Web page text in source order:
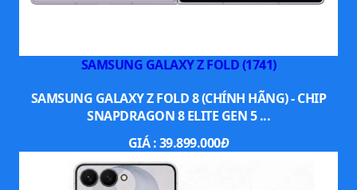
SAMSUNG GALAXY Z FOLD (1741)
SAMSUNG GALAXY Z FOLD 8 (CHÍNH HÃNG) - CHIP
SNAPDRAGON 8 ELITE GEN 5 ...
GIÁ :39.899.000Đ